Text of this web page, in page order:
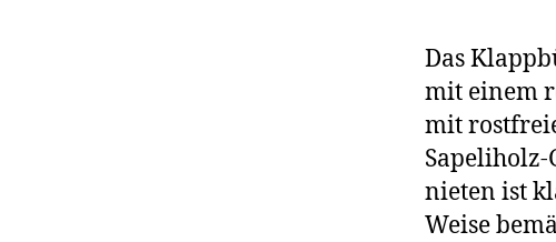
Das
mit einem
mit
nieten ist
Weise